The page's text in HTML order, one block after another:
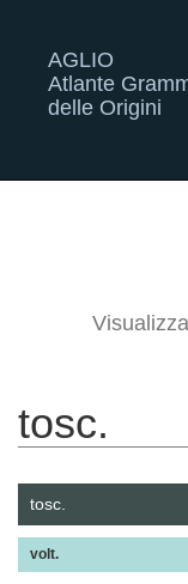
AGLIO
Atlante
delle Origini
tosc.
tosc.
volt.